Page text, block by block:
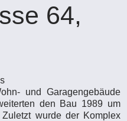
64,
und Garagengebäude
den Bau 1989 um
wurde der Komplex